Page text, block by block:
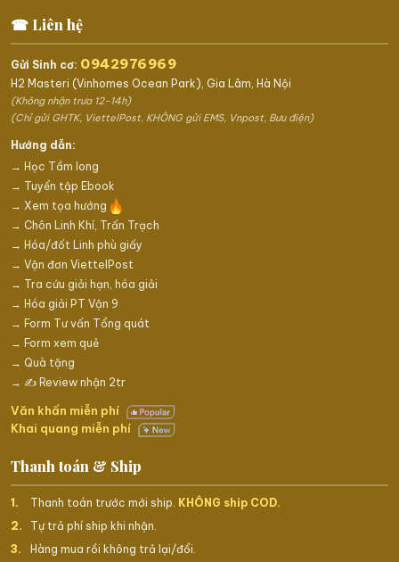
☎ Liên hệ
Gửi Sinh cơ: 0942976969
H2 Masteri (Vinhomes Ocean Park), Gia Lâm, Hà Nội
(Không nhận trưa 12-14h)
(Chỉ gửi GHTK, ViettelPost. KHÔNG gửi EMS, Vnpost, Bưu điện)
Hướng dẫn:
→ Học Tầm long
→ Tuyển tập Ebook
→ Xem tọa hướng
→ Chôn Linh Khí, Trấn Trạch
→ Hóa/đốt Linh phù giấy
→ Vận đơn ViettelPost
→ Tra cứu giải hạn, hóa giải
→ Hóa giải PT Vận 9
→ Form Tư vấn Tổng quát
→ Form xem quẻ
→ Quà tặng
→ ✍️ Review nhận 2tr
Văn khấn miễn phí
Khai quang miễn phí
Thanh toán & Ship
Thanh toán trước mới ship. KHÔNG ship COD.
Tự trả phí ship khi nhận.
Hàng mua rồi không trả lại/đổi.